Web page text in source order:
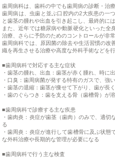
歯周病科は、歯科の中でも歯周病の診断・治
歯周病は、虫歯と並ぶ口腔内の2大疾患の一
と歯茎の腫れや出血を引き起こし、最終的に
また、近年では糖尿病や動脈硬化といった
治療、さらに予防のためのコントロールが非
歯周病科では、原因菌の除去や生活習慣の改
織を再生させる治療や高度な外科手術などを
■歯周病科で対応する主な症状
・歯茎の腫れ、出血：歯茎が赤く腫れ、時に
・口臭：歯周病菌が発する特有のガスで、強
・歯茎の退縮：歯茎が痩せて下がり、歯が長
・歯のぐらつき：歯を支える骨（歯槽骨）が
■歯周病科で診療する主な疾患
・歯肉炎：炎症が歯茎（歯肉）のみで、適
る
・歯周炎：炎症が進行して歯槽骨に及ぶ状
な外科治療や長期的な管理が必要になる
■歯周病科で行う主な検査